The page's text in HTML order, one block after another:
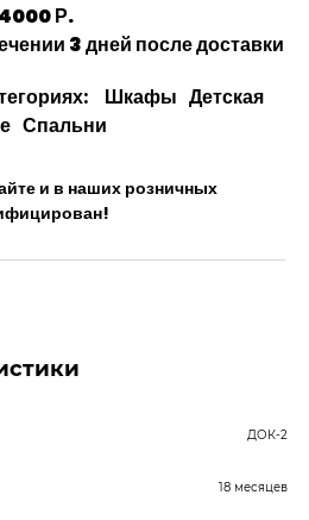
4000 Р.
3 дней после доставки
Шкафы Детская
Спальни
и в наших розничных
ДОК-2
18 месяцев